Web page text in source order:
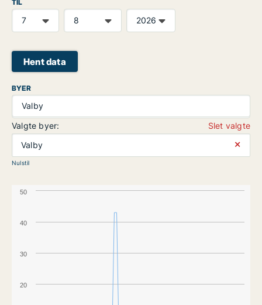
TIL
Hent data
BYER
Valby
Valgte byer:
Slet valgte
Valby
⨯
Nulstil
20
30
40
50